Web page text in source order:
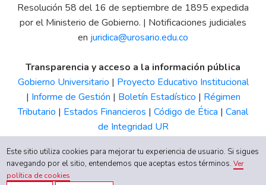
Resolución 58 del 16 de septiembre de 1895 expedida
por el Ministerio de Gobierno. | Notificaciones judiciales
en juridica@urosario.edu.co
Transparencia y acceso a la información pública
Gobierno Universitario | Proyecto Educativo Institucional
| Informe de Gestión | Boletín Estadístico | Régimen
Tributario | Estados Financieros | Código de Ética | Canal
de Integridad UR
Este sitio utiliza cookies para mejorar tu experiencia de usuario. Si sigues
navegando por el sitio, entendemos que aceptas estos términos.Ver
política de cookies